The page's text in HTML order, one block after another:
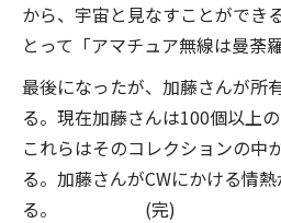
から、宇宙と見なすことができ
とって「アマチュア無線は曼荼
最後になったが、加藤さんが所
る。現在加藤さんは100個以上
これらはそのコレクションの中
る。加藤さんがCWにかける情熱
る。 (完)